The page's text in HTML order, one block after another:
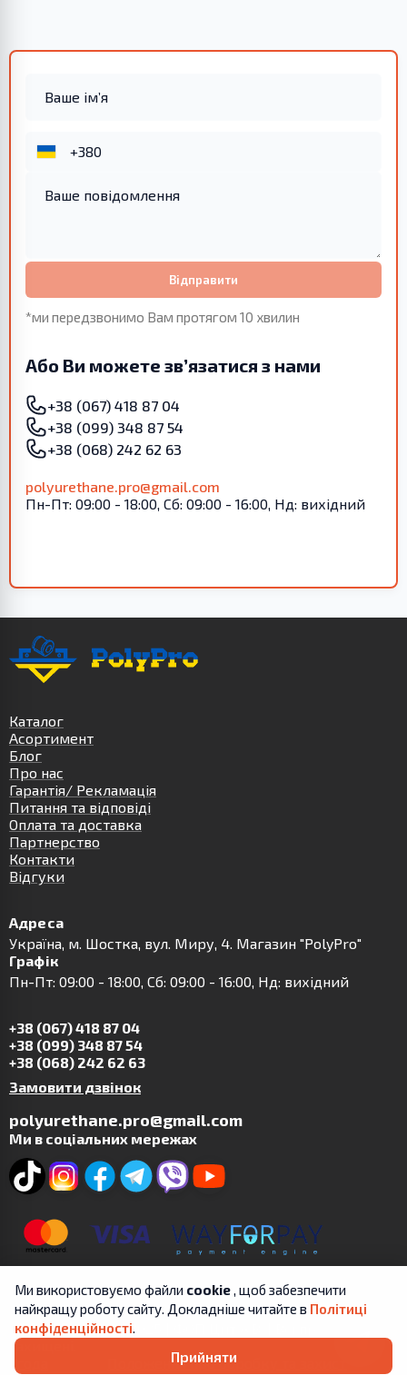
Відправити
*ми передзвонимо Вам протягом 10 хвилин
Або Ви можете зв’язатися з нами
+38 (067) 418 87 04
+38 (099) 348 87 54
+38 (068) 242 62 63
polyurethane.pro@gmail.com
Пн-Пт: 09:00 - 18:00, Сб: 09:00 - 16:00, Нд: вихідний
Каталог
Асортимент
Блог
Про нас
Гарантія/ Рекламація
Питання та відповіді
Оплата та доставка
Партнерство
Контакти
Відгуки
Адреса
Українa, м. Шостка, вул. Миру, 4. Магазин "PolyPro"
Графік
Пн-Пт: 09:00 - 18:00, Сб: 09:00 - 16:00, Нд: вихідний
+38 (067) 418 87 04
+38 (099) 348 87 54
+38 (068) 242 62 63
Замовити дзвінок
polyurethane.pro@gmail.com
Ми в соціальних мережах
Copyright © 2019-2025 | ФОП Цит А.В. | Всі права
захищені.
Положення про обробку та захист
Ми використовуємо файли cookie, щоб забезпечити
найкращу роботу сайту. Докладніше читайте в Політиці
конфіденційності.
Прийняти